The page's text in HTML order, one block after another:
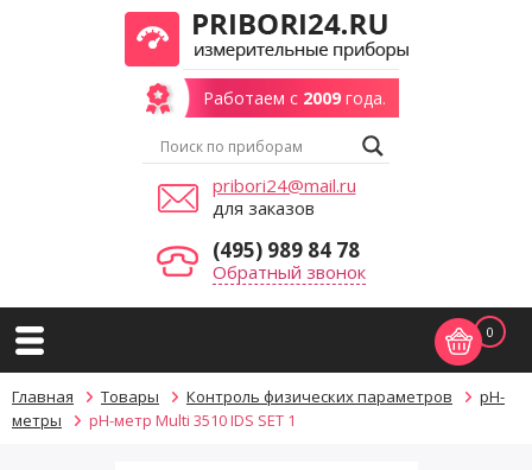
Работаем с 2009года.
pribori24@mail.ru
для заказов
(495) 989 84 78
Обратный звонок
0
Главная Товары Контроль физических параметров
pH-
метры
pH-метр Multi 3510 IDS SET 1